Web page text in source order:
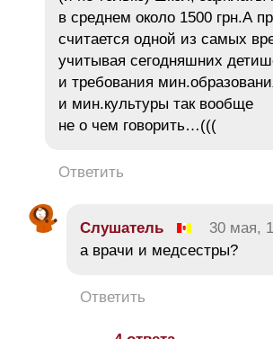
в среднем около 1500 грн.А
считается одной из самых
учитывая сегодняшних
и требования
и мин.культуры так вообще
не о чем говорить…(((
Ответить
Слушатель 30 мая,
а врачи и медсестры?
Ответить